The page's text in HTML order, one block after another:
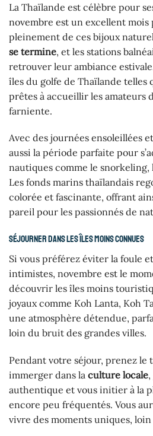
La Thaïlande est célèbre pour
novembre est un excellent
pleinement de ces bijoux
se termine, et les stations
retrouver leur ambiance
îles du golfe de Thaïlande telles
prêtes à accueillir les amateurs
farniente.
Avec des journées ensoleillées
aussi la période parfaite pour
nautiques comme le snorkeling,
Les fonds marins thaïlandais
colorée et fascinante, offrant
pareil pour les passionnés de
Séjourner dans les îles moins connues
Si vous préférez éviter la foule
intimistes, novembre est le
découvrir les îles moins
joyaux comme Koh Lanta, Koh
une atmosphère détendue,
loin du bruit des grandes villes.
Pendant votre séjour, prenez le
immerger dans la culture locale
authentique et vous initier à la
encore peu fréquentés. Vous
vivre des moments uniques,